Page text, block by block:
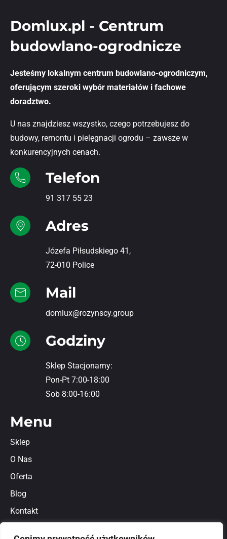
Domlux.pl - Centrum
budowlano-ogrodnicze
Jesteśmy lokalnym centrum budowlano-ogrodniczym,
oferującym szeroki wybór materiałów i fachowe
doradztwo.
U nas znajdziesz wszystko, czego potrzebujesz do
budowy, remontu i pielęgnacji ogrodu – zawsze w
konkurencyjnych cenach.
Telefon
91 317 55 23
Adres
Józefa Piłsudskiego 41,
72-010 Police
Mail
domlux@rozynscy.group
Godziny
Sklep Stacjonarny:
Pon-Pt 7:00-18:00
Sob 8:00-16:00
Menu
Sklep
O Nas
Oferta
Blog
Kontakt